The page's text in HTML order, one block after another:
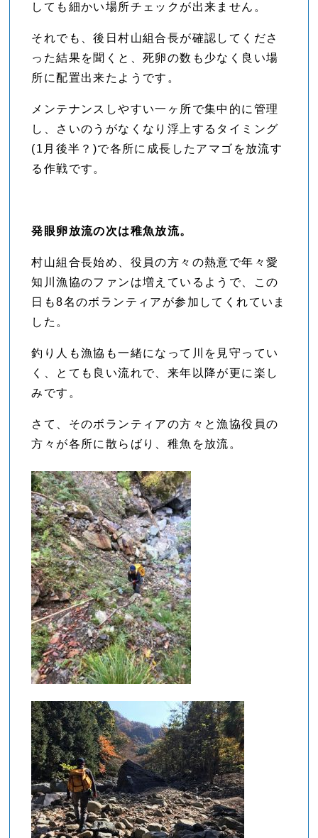
しても細かい場所チェックが出来ません。
それでも、後日村山組合長が確認してくださ
った結果を聞くと、死卵の数も少なく良い場
所に配置出来たようです。
メンテナンスしやすい一ヶ所で集中的に管理
し、さいのうがなくなり浮上するタイミング
(1月後半？)で各所に成長したアマゴを放流す
る作戦です。
発眼卵放流の次は稚魚放流。
村山組合長始め、役員の方々の熱意で年々愛
知川漁協のファンは増えているようで、この
日も8名のボランティアが参加してくれていま
した。
釣り人も漁協も一緒になって川を見守ってい
く、とても良い流れで、来年以降が更に楽し
みです。
さて、そのボランティアの方々と漁協役員の
方々が各所に散らばり、稚魚を放流。